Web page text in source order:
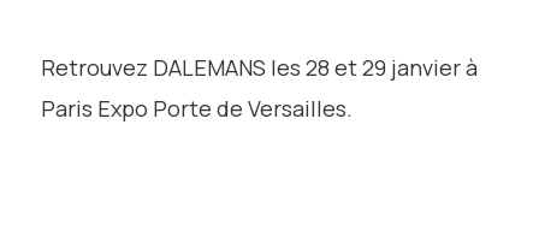
Retrouvez DALEMANS les 28 et 29 janvier à
Paris Expo Porte de Versailles.